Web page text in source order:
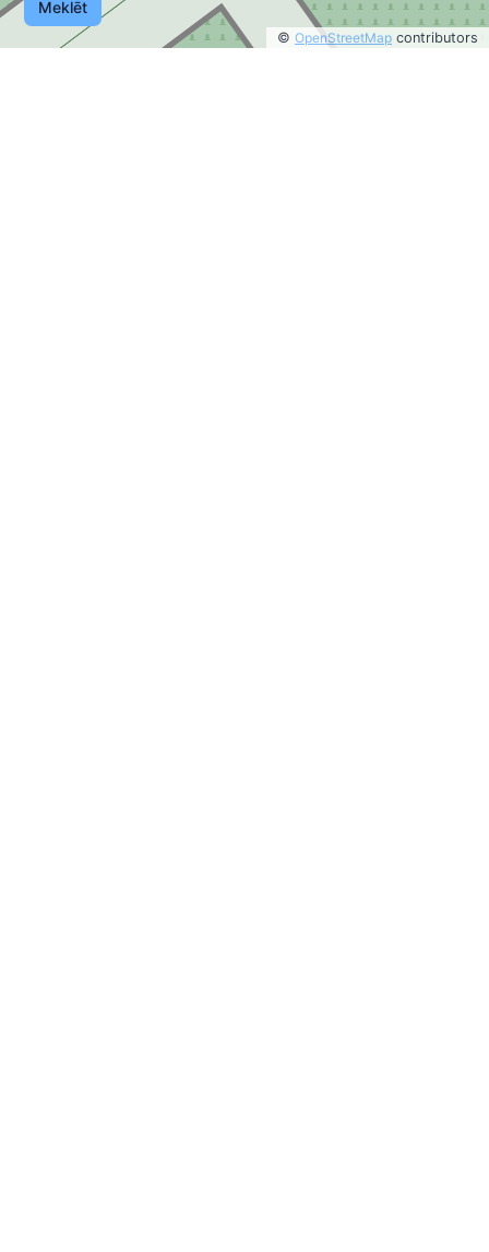
Meklēt
© OpenStreetMap contributors